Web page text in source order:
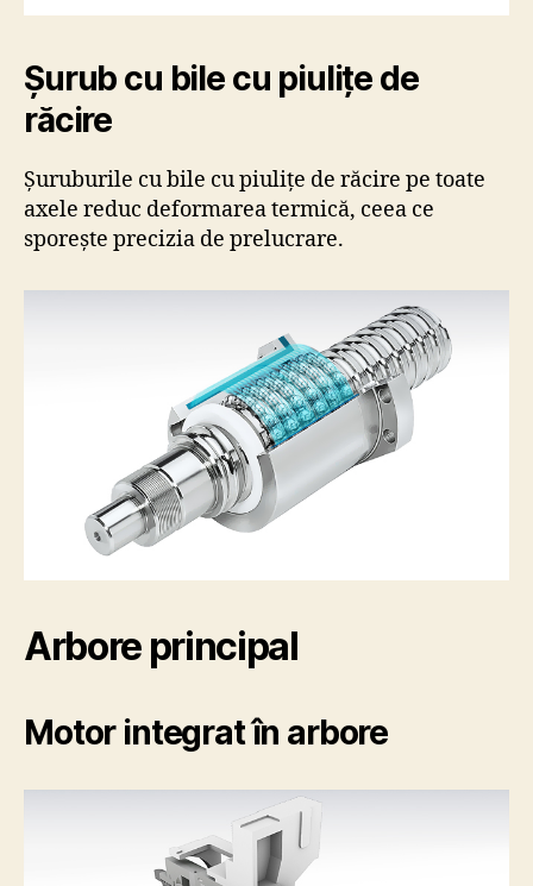
Șurub cu bile cu piulițe de
răcire
Șuruburile cu bile cu piulițe de răcire pe toate
axele reduc deformarea termică, ceea ce
sporește precizia de prelucrare.
Arbore principal
Motor integrat în arbore